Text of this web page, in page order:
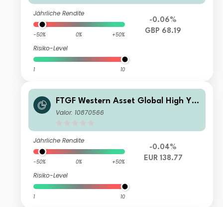
Jährliche Rendite
-50% 0% +50%
Risiko-Level
1 10
-0.06%
GBP 68.19
FTGF Western Asset Global High Yiel
d Fund Premier Class Euro Accumula
Valor: 10870566
Jährliche Rendite
-50% 0% +50%
Risiko-Level
1 10
-0.04%
EUR 138.77